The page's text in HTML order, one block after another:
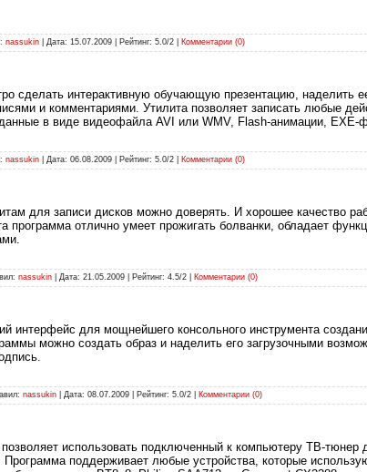
nassukin | Дата: 15.07.2009 | Рейтинг: 5.0/2 | Комментарии (0)
сделать интерактивную обучающую презентацию, наделить
и комментариями. Утилита позволяет записать любые
в виде видеофайла AVI или WMV, Flash-анимации, EXE-
nassukin | Дата: 06.08.2009 | Рейтинг: 5.0/2 | Комментарии (0)
для записи дисков можно доверять. И хорошее качество
программа отлично умеет прожигать болванки, обладает
nassukin | Дата: 21.05.2009 | Рейтинг: 4.5/2 | Комментарии (0)
интерфейс для мощнейшего консольного инструмента
можно создать образ и наделить его загрузочными
nassukin | Дата: 08.07.2009 | Рейтинг: 5.0/2 | Комментарии (0)
использовать подключенный к компьютеру ТВ-тюнер
поддерживает любые устройства, которые